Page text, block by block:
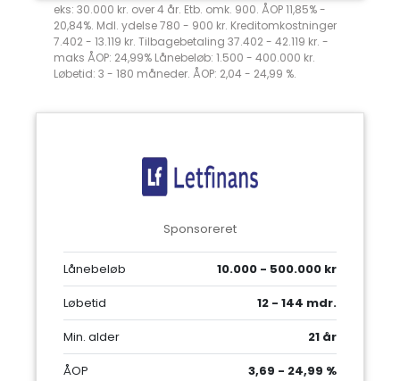
eks: 30.000 kr. over 4 år. Etb. omk. 900. ÅOP 11,85% -
20,84%. Mdl. ydelse 780 - 900 kr. Kreditomkostninger
7.402 - 13.119 kr. Tilbagebetaling 37.402 - 42.119 kr. -
maks ÅOP: 24,99% Lånebeløb: 1.500 - 400.000 kr.
Løbetid: 3 - 180 måneder. ÅOP: 2,04 - 24,99 %.
Sponsoreret
Lånebeløb
10.000 - 500.000 kr
Løbetid
12 - 144 mdr.
Min. alder
21 år
ÅOP
3,69 - 24,99 %